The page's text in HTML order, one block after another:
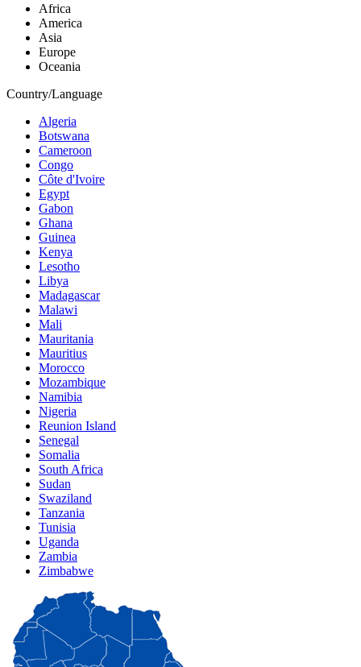
Africa
America
Asia
Europe
Oceania
Country/Language
Algeria
Botswana
Cameroon
Congo
Côte d'Ivoire
Egypt
Gabon
Ghana
Guinea
Kenya
Lesotho
Libya
Madagascar
Malawi
Mali
Mauritania
Mauritius
Morocco
Mozambique
Namibia
Nigeria
Reunion Island
Senegal
Somalia
South Africa
Sudan
Swaziland
Tanzania
Tunisia
Uganda
Zambia
Zimbabwe